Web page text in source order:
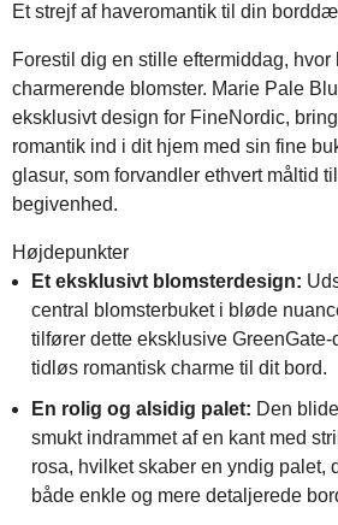
Et strejf af haveromantik til din
Forestil dig en stille eftermiddag,
charmerende blomster. Marie Pale
eksklusivt design for FineNordic,
romantik ind i dit hjem med sin fine
glasur, som forvandler ethvert måltid
begivenhed.
Højdepunkter
Et eksklusivt blomsterdesign:
central blomsterbuket i bløde
tilfører dette eksklusive
tidløs romantisk charme til dit bord.
En rolig og alsidig palet: Den
smukt indrammet af en kant med
rosa, hvilket skaber en yndig palet,
både enkle og mere detaljerede